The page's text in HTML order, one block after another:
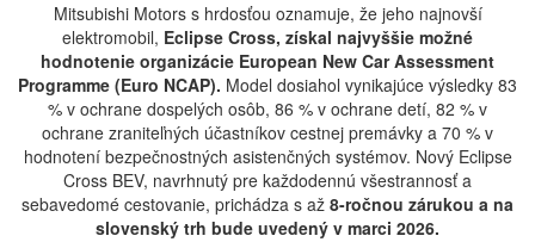
Mitsubishi Motors s hrdosťou oznamuje, že jeho najnovší
elektromobil, Eclipse Cross, získal najvyššie možné
hodnotenie organizácie European New Car Assessment
Programme (Euro NCAP). Model dosiahol vynikajúce výsledky 83
% v ochrane dospelých osôb, 86 % v ochrane detí, 82 % v
ochrane zraniteľných účastníkov cestnej premávky a 70 % v
hodnotení bezpečnostných asistenčných systémov. Nový Eclipse
Cross BEV, navrhnutý pre každodennú všestrannosť a
sebavedomé cestovanie, prichádza s až 8-ročnou zárukou a na
slovenský trh bude uvedený v marci 2026.